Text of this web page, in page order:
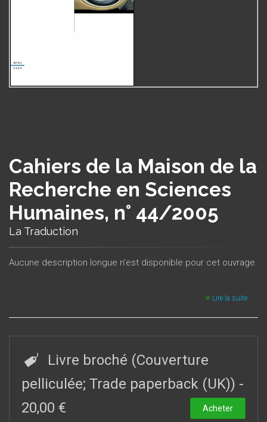
Cahiers de la Maison de la
Recherche en Sciences
Humaines, n° 44/2005
La Traduction
Aucune description longue n'est disponible pour cet ouvrage.
Lire la suite
Livre broché (Couverture
pelliculée; Trade paperback (UK)) -
20,00 €
Acheter